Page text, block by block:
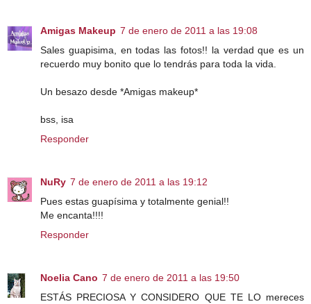
Amigas Makeup 7 de enero de 2011 a las 19:08
Sales guapisima, en todas las fotos!! la verdad que es un
recuerdo muy bonito que lo tendrás para toda la vida.
Un besazo desde *Amigas makeup*
bss, isa
Responder
NuRy 7 de enero de 2011 a las 19:12
Pues estas guapísima y totalmente genial!!
Me encanta!!!!
Responder
Noelia Cano 7 de enero de 2011 a las 19:50
ESTÁS PRECIOSA Y CONSIDERO QUE TE LO mereces